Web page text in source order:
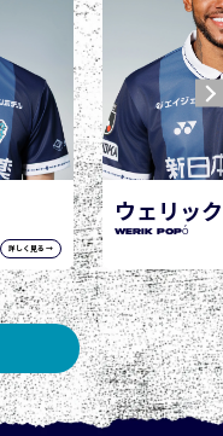
詳しく見る →